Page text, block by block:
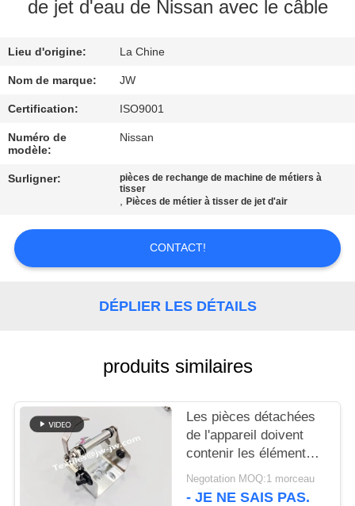
DE
LA
QUALITÉ
CONTACT
NOUVELLES
DEMANDE
SOUMISSION
SITE
PRIVACY
POLICY
de jet d'eau de Nissan avec le câble
Lieu d'origine: La Chine
Nom de marque: JW
Certification: ISO9001
Numéro de
modèle:
Nissan
Surligner:
pièces de rechange de machine de métiers à
tisser
,Pièces de métier à tisser de jet d'air
CONTACT!
DÉPLIER LES DÉTAILS
produits similaires
Les pièces détachées
de l'appareil doivent
contenir les éléments
suivants:
Negotation MOQ:1 morceau
- JE NE SAIS PAS.